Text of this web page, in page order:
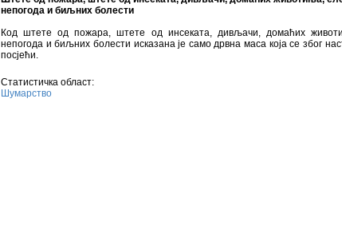
непогода и биљних болести
Код штете од пожара, штете од инсеката, дивљачи, домаћих
непогода и биљних болести исказана је само дрвна маса која се због
посјећи.
Статистичка област:
Шумарство